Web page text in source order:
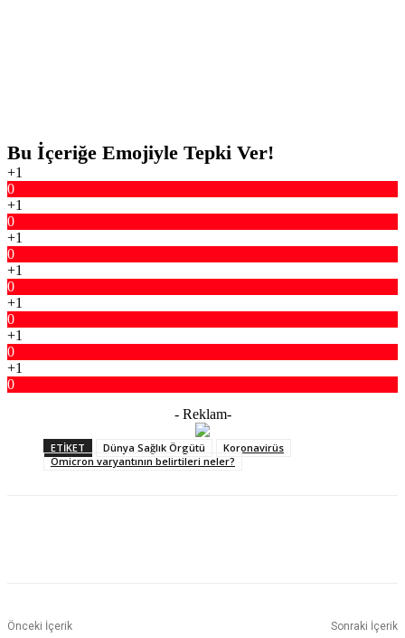
Bu İçeriğe Emojiyle Tepki Ver!
+1
0
+1
0
+1
0
+1
0
+1
0
+1
0
+1
0
- Reklam-
ETIKET Dünya Sağlık Örgütü
Koronavirüs
Omicron varyantının belirtileri neler?
Önceki İçerik Sonraki İçerik